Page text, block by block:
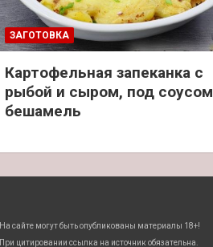
ЗАГОТОВКА
Картофельная запеканка с
рыбой и сыром, под соусом
бешамель
На сайте могут быть опубликованы материалы 18+!
При цитировании ссылка на источник обязательна.